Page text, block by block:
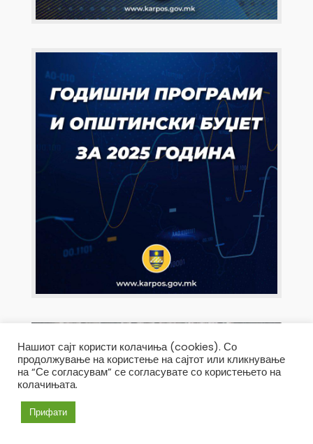
Нашиот сајт користи колачиња (cookies). Со
продолжување на користење на сајтот или кликнување
на “Се согласувам” се согласувате со користењето на
колачињата.
Прифати